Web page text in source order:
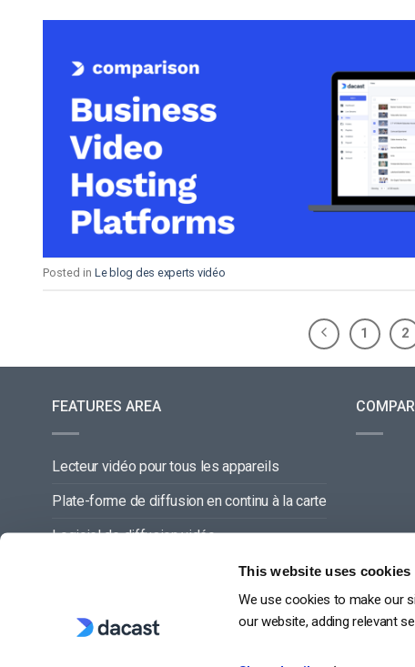
This website uses cookies
We use cookies to make our
our website, adding relevant
Posted in Le blog des experts vidéo
1 2
FEATURES AREA
Lecteur vidéo pour tous les appareils
Plate-forme de diffusion en continu à la carte
Logiciel de diffusion vidéo